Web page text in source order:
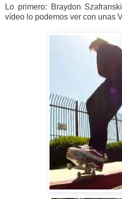
Lo primero: Braydon
vídeo lo podemos ver con unas